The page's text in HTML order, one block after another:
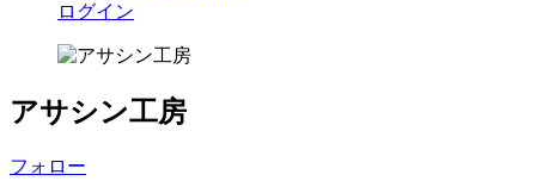
ログイン
アサシン工房
フォロー